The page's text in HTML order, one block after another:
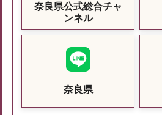
奈良県公式総合チャ
ンネル
奈良県